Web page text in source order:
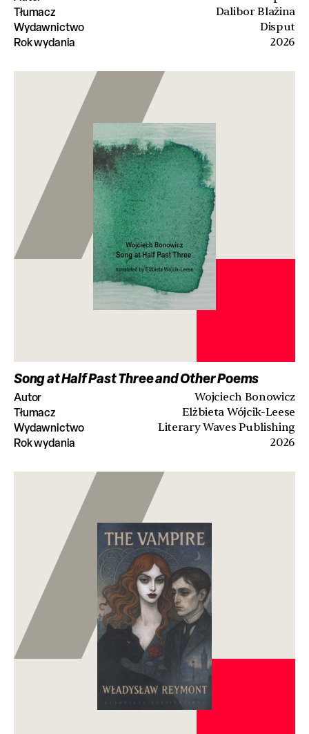
Tłumacz Dalibor Blažina
Wydawnictwo Disput
Rok wydania 2026
Song at Half Past Three and Other Poems
Autor Wojciech Bonowicz
Tłumacz Elżbieta Wójcik-Leese
Wydawnictwo Literary Waves Publishing
Rok wydania 2026